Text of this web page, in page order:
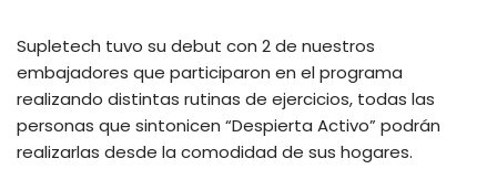
Supletech tuvo su debut con 2 de nuestros
embajadores que participaron en el programa
realizando distintas rutinas de ejercicios, todas las
personas que sintonicen “Despierta Activo” podrán
realizarlas desde la comodidad de sus hogares.